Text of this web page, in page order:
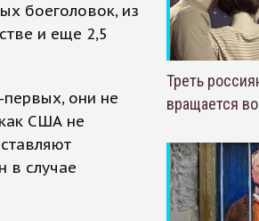
боеголовок, из
и еще 2,5
они не
США не
в случае
Треть
вращается